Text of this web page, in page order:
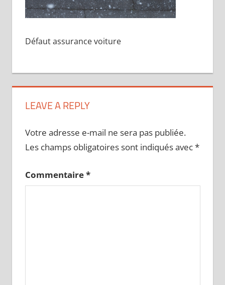
Défaut assurance voiture
LEAVE A REPLY
Votre adresse e-mail ne sera pas publiée.
Les champs obligatoires sont indiqués avec*
Commentaire*